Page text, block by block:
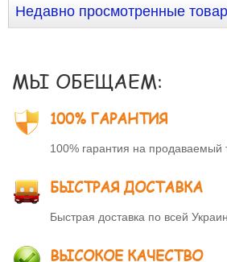
Недавно просмотренные
МЫ ОБЕЩАЕМ:
100% ГАРАНТИЯ
100% гарантия на продаваемый
БЫСТРАЯ ДОСТАВКА
Быстрая доставка по всей
ВЫСОКОЕ КАЧЕСТВО